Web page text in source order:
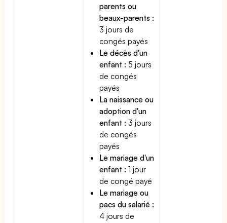
parents ou
beaux-parents :
3 jours de
congés payés
Le décès d'un
enfant : 5 jours
de congés
payés
La naissance ou
adoption d'un
enfant : 3 jours
de congés
payés
Le mariage d'un
enfant : 1 jour
de congé payé
Le mariage ou
pacs du salarié :
4 jours de